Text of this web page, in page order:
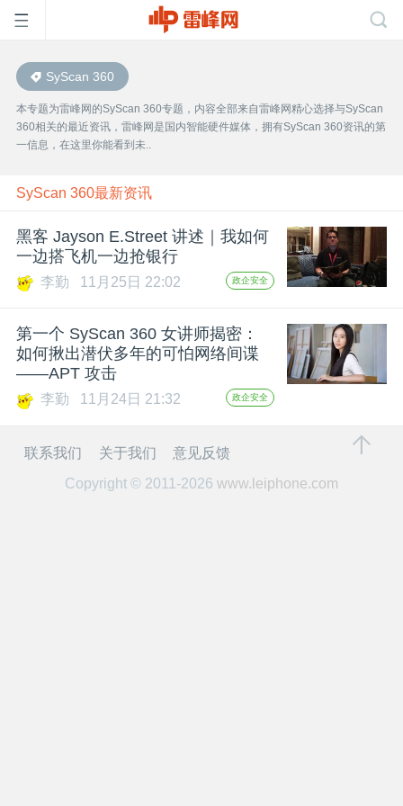
首
页
雷
峰
公
开
课
SyScan 360
本专题为雷峰网的SyScan 360专题，内容全部来自雷峰网精心选择与SyScan
360相关的最近资讯，雷峰网是国内智能硬件媒体，拥有SyScan 360资讯的第
一信息，在这里你能看到未..
SyScan 360最新资讯
黑客 Jayson E.Street 讲述｜我如何
一边搭飞机一边抢银行
李勤 11月25日 22:02 政企安全
第一个 SyScan 360 女讲师揭密：
如何揪出潜伏多年的可怕网络间谍
——APT 攻击
李勤 11月24日 21:32 政企安全
联系我们 关于我们
意见反馈
Copyright © 2011-2026 www.leiphone.com